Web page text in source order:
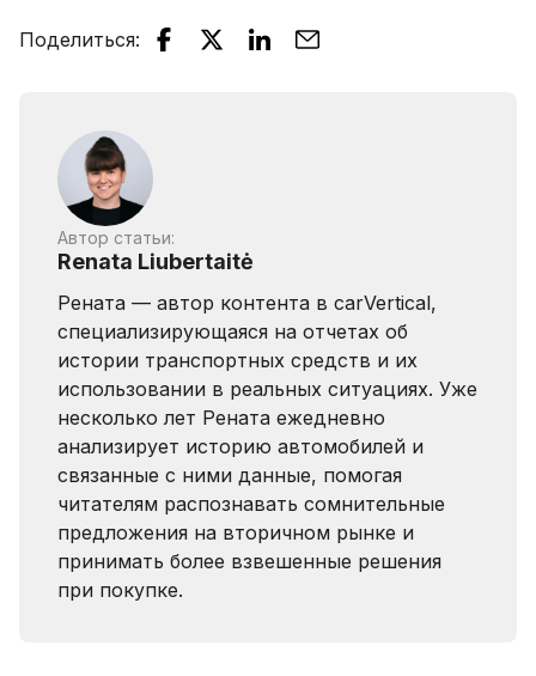
Поделиться:
Автор статьи:
Renata Liubertaitė
Рената — автор контента в carVertical,
специализирующаяся на отчетах об
истории транспортных средств и их
использовании в реальных ситуациях. Уже
несколько лет Рената ежедневно
анализирует историю автомобилей и
связанные с ними данные, помогая
читателям распознавать сомнительные
предложения на вторичном рынке и
принимать более взвешенные решения
при покупке.